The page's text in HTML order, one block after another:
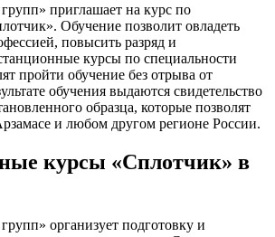
приглашает на курс по
Обучение позволит овладеть
повысить разряд и
курсы по специальности
пройти обучение без отрыва от
обучения выдаются свидетельство
образца, которые позволят
и любом другом регионе России.
курсы «Сплотчик» в
организует подготовку и